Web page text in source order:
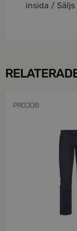
insida /
PROJOB